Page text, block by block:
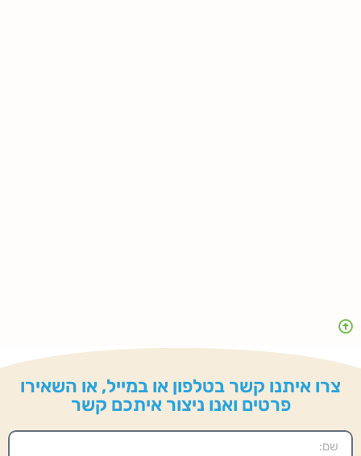
צרו איתנו קשר בטלפון או במייל, או השאירו
פרטים ואנו ניצור איתכם קשר